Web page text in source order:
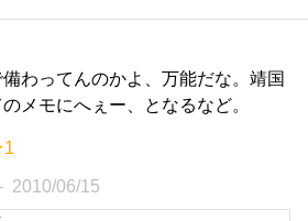
わってんのかよ、万能だな。靖国
メモにへぇー、となるなど。
2010/06/15